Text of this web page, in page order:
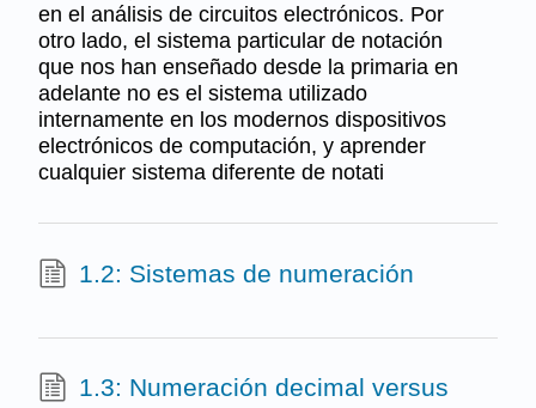
en el análisis de circuitos electrónicos. Por
otro lado, el sistema particular de notación
que nos han enseñado desde la primaria en
adelante no es el sistema utilizado
internamente en los modernos dispositivos
electrónicos de computación, y aprender
cualquier sistema diferente de notati
1.2: Sistemas de numeración
1.3: Numeración decimal versus